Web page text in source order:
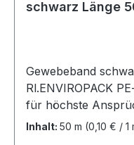
schwarz Länge
Gewebeband
Rl.ENVIROPACK
für höchste
· für viele
Inhalt: 50 m (0,10 € / 1